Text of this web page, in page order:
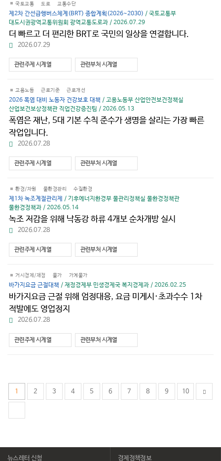
국토교통 도로 교통수단
제2차 간선급행버스체계(BRT) 종합계획(2026~2030) / 국토교통부
대도시권광역교통위원회 광역교통도로과 / 2026.07.29
더 빠르고 더 편리한 BRT로 국민의 일상을 연결합니다.
파
다
운
로
2026.07.29
관련주제 시계열 관련부처 시계열
고용노동 근로기준 근로개선
2026 폭염 대비 노동자 건강보호 대책 / 고용노동부 산업안전보건정책실
산업보건보상정책관 직업건강증진팀 / 2026.05.13
폭염은 재난, 5대 기본 수칙 준수가 생명을 살리는 가장 빠른
작업입니다.
파
다
운
로
2026.07.28
관련주제 시계열 관련부처 시계열
환경/자원 물환경관리 수질환경
제1차 녹조계절관리제 / 기후에너지환경부 물관리정책실 물환경정책관
물환경정책과 / 2026.05.14
녹조 저감을 위해 낙동강 하류 4개보 순차개방 실시
파
다
운
로
2026.07.28
관련주제 시계열 관련부처 시계열
거시경제/재정 물가 가계물가
바가지요금 근절대책 / 재정경제부 민생경제국 복지경제과 / 2026.02.25
바가지요금 근절 위해 엄정대응, 요금 미게시·초과수수 1차
적발에도 영업정지
파
다
운
로
2026.07.28
관련주제 시계열 관련부처 시계열
1 2 3 4 5 6 7 8 9 10
뉴스레터 신청 경제정책정보